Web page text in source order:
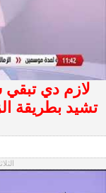
لازم دي تبقي
تشيد بطريقة
الثلاثاء 04 أغسطس